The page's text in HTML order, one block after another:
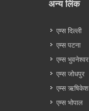
अन्य लिंक
एम्स दिल्ली
एम्स पटना
एम्स भुवनेश्वर
एम्स जोधपुर
एम्स ऋषिकेश
एम्स भोपाल